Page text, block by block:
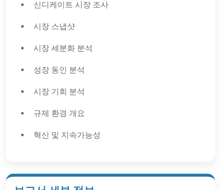
신디케이트 시장 조사
시장 스냅샷
시장 세분화 분석
성장 동인 분석
시장 기회 분석
규제 환경 개요
혁신 및 지속가능성